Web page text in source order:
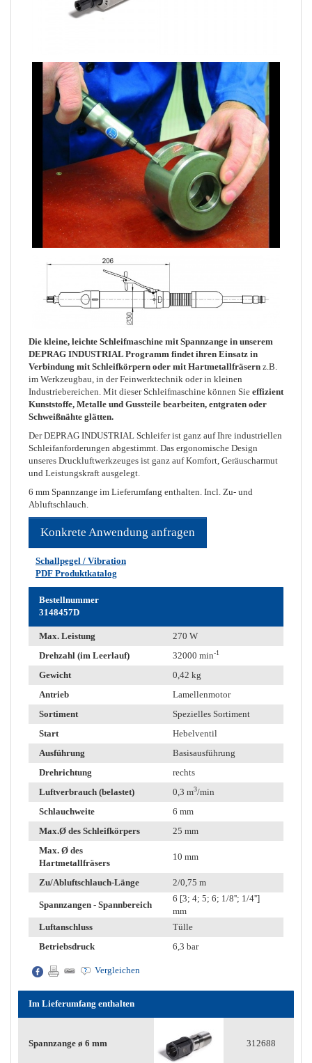
Die kleine, leichte Schleifmaschine mit Spannzange in unserem
DEPRAG INDUSTRIAL Programm findet ihren Einsatz in
Verbindung mit Schleifkörpern oder mit Hartmetallfräsern z.B.
im Werkzeugbau, in der Feinwerktechnik oder in kleinen
Industriebereichen. Mit dieser Schleifmaschine können Sie effizient
Kunststoffe, Metalle und Gussteile bearbeiten, entgraten oder
Schweißnähte glätten.
Der DEPRAG INDUSTRIAL Schleifer ist ganz auf Ihre industriellen
Schleifanforderungen abgestimmt. Das ergonomische Design
unseres Druckluftwerkzeuges ist ganz auf Komfort, Geräuscharmut
und Leistungskraft ausgelegt.
6 mm Spannzange im Lieferumfang enthalten. Incl. Zu- und
Abluftschlauch.
Konkrete Anwendung anfragen
Schallpegel / Vibration
PDF Produktkatalog
Bestellnummer
3148457D
Max. Leistung
270 W
Drehzahl (im Leerlauf)
32000 min-1
Gewicht
0,42 kg
Antrieb
Lamellenmotor
Sortiment
Spezielles Sortiment
Start
Hebelventil
Ausführung
Basisausführung
Drehrichtung
rechts
Luftverbrauch (belastet)
0,3 m3/min
Schlauchweite
6 mm
Max.Ø des Schleifkörpers
25 mm
Max. Ø des
Hartmetallfräsers
10 mm
Zu/Abluftschlauch-Länge 2/0,75 m
Spannzangen - Spannbereich
6 [3; 4; 5; 6; 1/8''; 1/4'']
mm
Luftanschluss
Tülle
Betriebsdruck
6,3 bar
Vergleichen
Im Lieferumfang enthalten
Spannzange ø 6 mm 312688